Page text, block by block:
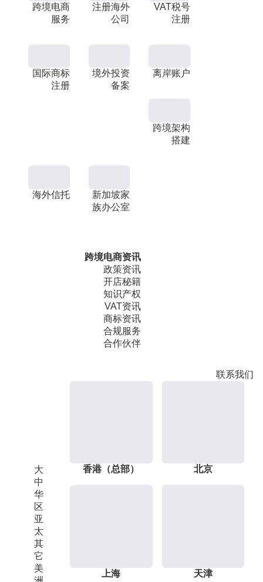
跨境电商
服务
注册海外
公司
VAT税号
注册
国际商标
注册
境外投资
备案
离岸账户
跨境架构
搭建
海外信托
新加坡家
族办公室
跨境电商资讯
政策资讯
开店秘籍
知识产权
VAT资讯
商标资讯
合规服务
合作伙伴
联系我们
大
中
华
区
亚
太
其
它
美
香港（总部） 北京
上海 天津